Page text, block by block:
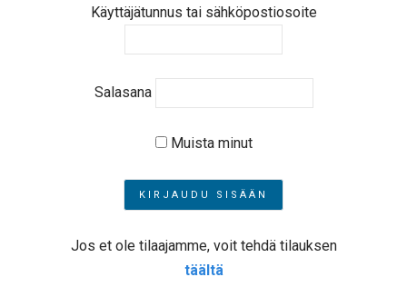
Käyttäjätunnus tai sähköpostiosoite
Salasana
Muista minut
Jos et ole tilaajamme, voit tehdä tilauksen
täältä